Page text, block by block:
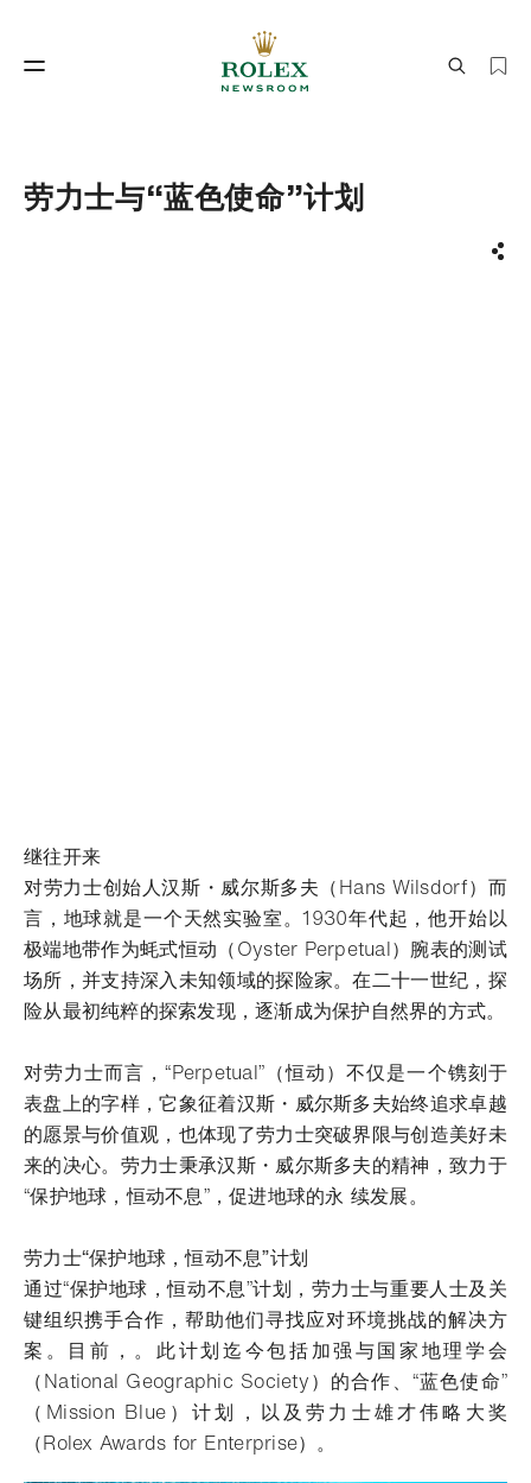
劳力士与“蓝色使命”计划
继往开来
对劳力士创始人汉斯・威尔斯多夫（Hans Wilsdorf）而
言，地球就是一个天然实验室。1930年代起，他开始以
极端地带作为蚝式恒动（Oyster Perpetual）腕表的测试
场所，并支持深入未知领域的探险家。在二十一世纪，探
险从最初纯粹的探索发现，逐渐成为保护自然界的方式。
对劳力士而言，“Perpetual”（恒动）不仅是一个镌刻于
表盘上的字样，它象征着汉斯・威尔斯多夫始终追求卓越
的愿景与价值观，也体现了劳力士突破界限与创造美好未
来的决心。劳力士秉承汉斯・威尔斯多夫的精神，致力于
“保护地球，恒动不息”，促进地球的永 续发展。
劳力士“保护地球，恒动不息”计划
通过“保护地球，恒动不息”计划，劳力士与重要人士及关
键组织携手合作，帮助他们寻找应对环境挑战的解决方
案。目前，。此计划迄今包括加强与国家地理学会
（National Geographic Society）的合作、“蓝色使命”
（Mission Blue）计划，以及劳力士雄才伟略大奖
（Rolex Awards for Enterprise）。